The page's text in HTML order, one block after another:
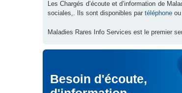
Les Chargés d’écoute et d’information de
sociales,. Ils sont disponibles par téléphone
Maladies Rares Info Services est le premier
Besoin d'écoute,